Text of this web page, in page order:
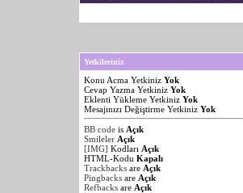
Yetkileriniz
Konu Acma Yetkiniz Yok
Cevap Yazma Yetkiniz Yok
Eklenti Yükleme Yetkiniz Yok
Mesajınızı Değiştirme Yetkiniz Yok
BB code is Açık
Smileler Açık
[IMG] Kodları Açık
HTML-Kodu Kapalı
Trackbacks are Açık
Pingbacks are Açık
Refbacks are Açık